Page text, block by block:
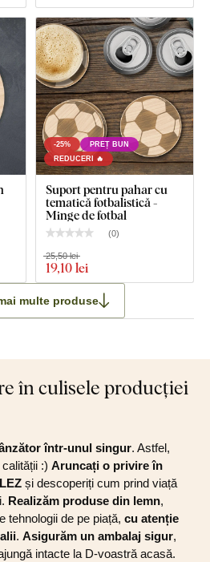
-25%
PREȚ BUN
REDUCERI 🔥
Suport pentru pahar cu
tematică fotbalistică -
Minge de fotbal
(0)
19,10 lei
25,50 lei
multe produse
în culisele producției
într-unul singur. Astfel,
:) Aruncați o privire în
și descoperiți cum prind viață
Realizăm produse din lemn,
tehnologii de pe piață, cu atenție
. Asigurăm un ambalaj sigur,
intacte la D-voastră acasă.